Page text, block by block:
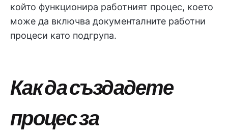
който функционира работният процес, което
може да включва документалните работни
процеси като подгрупа.
Как да създадете
процес за